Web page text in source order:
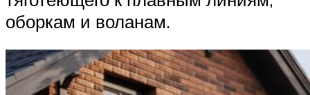
оборкам и воланам.